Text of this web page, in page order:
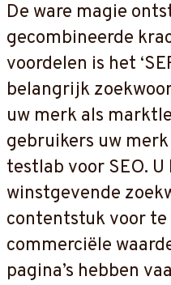
De ware magie
gecombineerde
voordelen is het
belangrijk
uw merk als
gebruikers uw
testlab voor SEO.
winstgevende
contentstuk voor
commerciële
pagina’s hebben